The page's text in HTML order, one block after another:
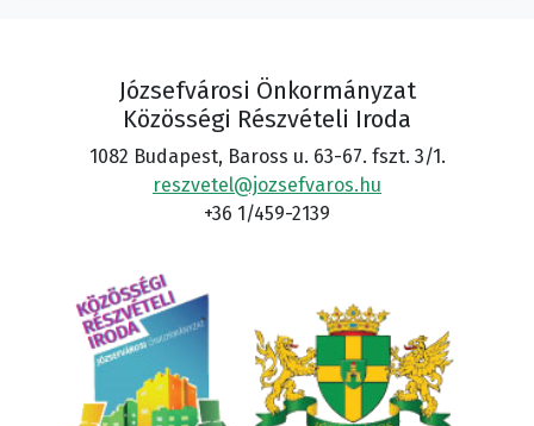
Józsefvárosi Önkormányzat
Közösségi Részvételi Iroda
1082 Budapest, Baross u. 63-67. fszt. 3/1.
reszvetel@jozsefvaros.hu
+36 1/459-2139